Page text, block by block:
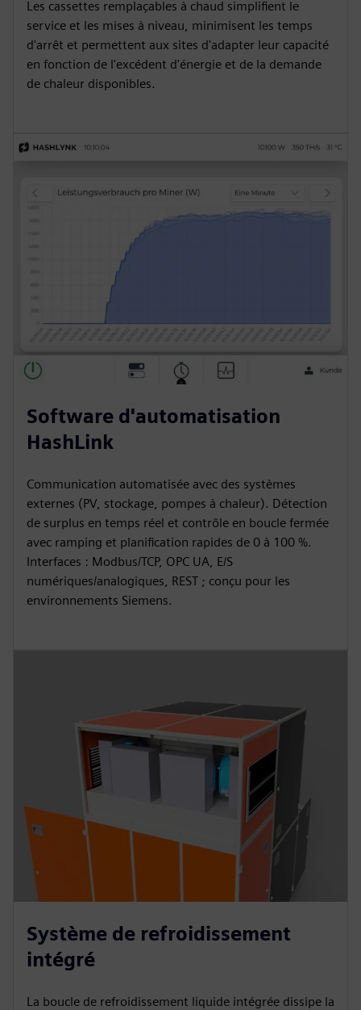
Les cassettes remplaçables à chaud simplifient le
service et les mises à niveau, minimisent les temps
d'arrêt et permettent aux sites d'adapter leur capacité
en fonction de l'excédent d'énergie et de la demande
de chaleur disponibles.
Software d'automatisation
HashLink
Communication automatisée avec des systèmes
externes (PV, stockage, pompes à chaleur). Détection
de surplus en temps réel et contrôle en boucle fermée
avec ramping et planification rapides de 0 à 100 %.
Interfaces : Modbus/TCP, OPC UA, E/S
numériques/analogiques, REST ; conçu pour les
environnements Siemens.
Système de refroidissement
intégré
La boucle de refroidissement liquide intégrée dissipe la